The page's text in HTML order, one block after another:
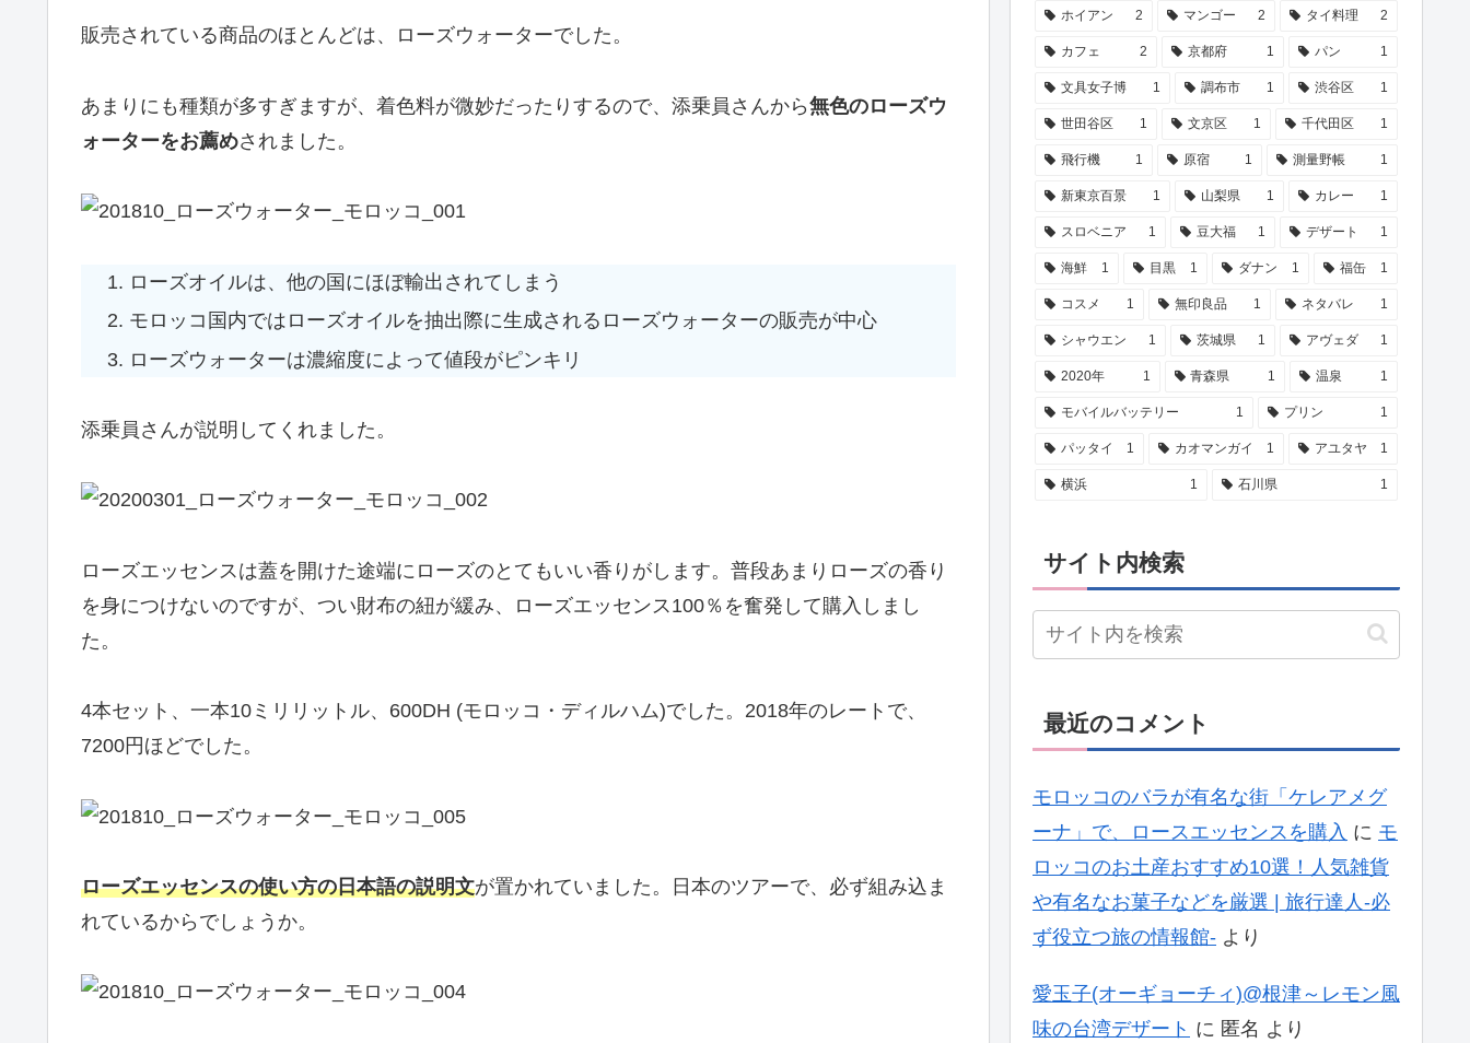
販売されている商品のほとんどは、ローズウォーターでした。
あまりにも種類が多すぎますが、着色料が微妙だったりするので、添乗員さんから無色のローズウ
ォーターをお薦めされました。
ローズオイルは、他の国にほぼ輸出されてしまう
モロッコ国内ではローズオイルを抽出際に生成されるローズウォーターの販売が中心
ローズウォーターは濃縮度によって値段がピンキリ
添乗員さんが説明してくれました。
ローズエッセンスは蓋を開けた途端にローズのとてもいい香りがします。普段あまりローズの香り
を身につけないのですが、つい財布の紐が緩み、ローズエッセンス100％を奮発して購入しまし
た。
4本セット、一本10ミリリットル、600DH (モロッコ・ディルハム)でした。2018年のレートで、
7200円ほどでした。
ローズエッセンスの使い方の日本語の説明文が置かれていました。日本のツアーで、必ず組み込ま
れているからでしょうか。
ホイアン 2 マンゴー 2 タイ料理 2
カフェ 2 京都府 1 パン 1
文具女子博 1 調布市 1 渋谷区 1
世田谷区 1 文京区 1 千代田区 1
飛行機 1 原宿 1 測量野帳 1
新東京百景 1 山梨県 1 カレー 1
スロベニア 1 豆大福 1 デザート 1
海鮮 1 目黒 1 ダナン 1 福缶 1
コスメ 1 無印良品 1 ネタバレ 1
シャウエン 1 茨城県 1 アヴェダ 1
2020年 1 青森県 1 温泉 1
モバイルバッテリー 1 プリン 1
パッタイ 1 カオマンガイ 1 アユタヤ 1
横浜 1 石川県 1
サイト内検索
最近のコメント
モロッコのバラが有名な街「ケレアメグ
ーナ」で、ロースエッセンスを購入 に モ
ロッコのお土産おすすめ10選！人気雑貨
や有名なお菓子などを厳選 | 旅行達人-必
ず役立つ旅の情報館- より
愛玉子(オーギョーチィ)@根津～レモン風
味の台湾デザート に 匿名 より